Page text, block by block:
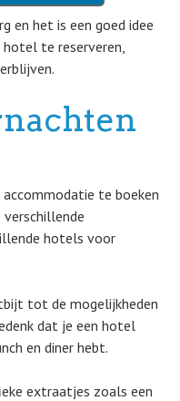
en het is een goed idee
te reserveren,
te boeken
verschillende
hotels voor
tot de mogelijkheden
dat je een hotel
en diner hebt.
extraatjes zoals een